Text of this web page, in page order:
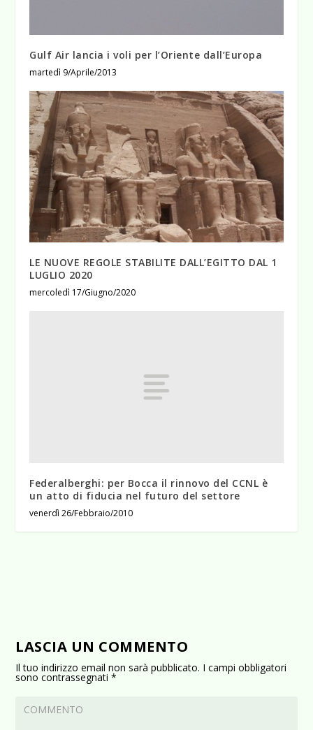
Gulf Air lancia i voli per l’Oriente dall’Europa
martedì 9/Aprile/2013
LE NUOVE REGOLE STABILITE DALL’EGITTO DAL 1
LUGLIO 2020
mercoledì 17/Giugno/2020
Federalberghi: per Bocca il rinnovo del CCNL è
un atto di fiducia nel futuro del settore
venerdì 26/Febbraio/2010
LASCIA UN COMMENTO
Il tuo indirizzo email non sarà pubblicato. I campi obbligatori
sono contrassegnati*